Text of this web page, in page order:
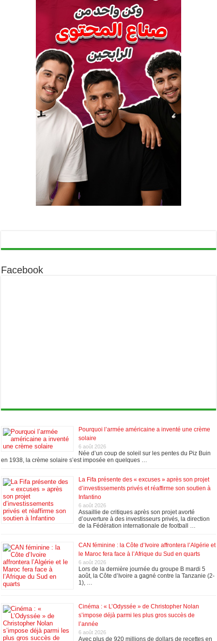
Facebook
Pourquoi l’armée américaine a inventé une crème
solaire
6 août 2026
Née d’un coup de soleil sur les pentes du Piz Buin
en 1938, la crème solaire s’est imposée en quelques …
La Fifa présente des « excuses » après son projet
d’investissements privés et réaffirme son soutien à
Infantino
6 août 2026
Assaillie de critiques après son projet avorté
d’ouverture à des investisseurs privés, la direction
de la Fédération internationale de football …
CAN féminine : la Côte d’Ivoire affrontera l’Algérie et
le Maroc fera face à l’Afrique du Sud en quarts
6 août 2026
Lors de la dernière journée du groupe B mardi 5
août, la Côte d’Ivoire a gagné contre la Tanzanie (2-
1), …
Cinéma : « L’Odyssée » de Christopher Nolan
s’impose déjà parmi les plus gros succès de
l’année
6 août 2026
Avec plus de 920 millions de dollars de recettes en